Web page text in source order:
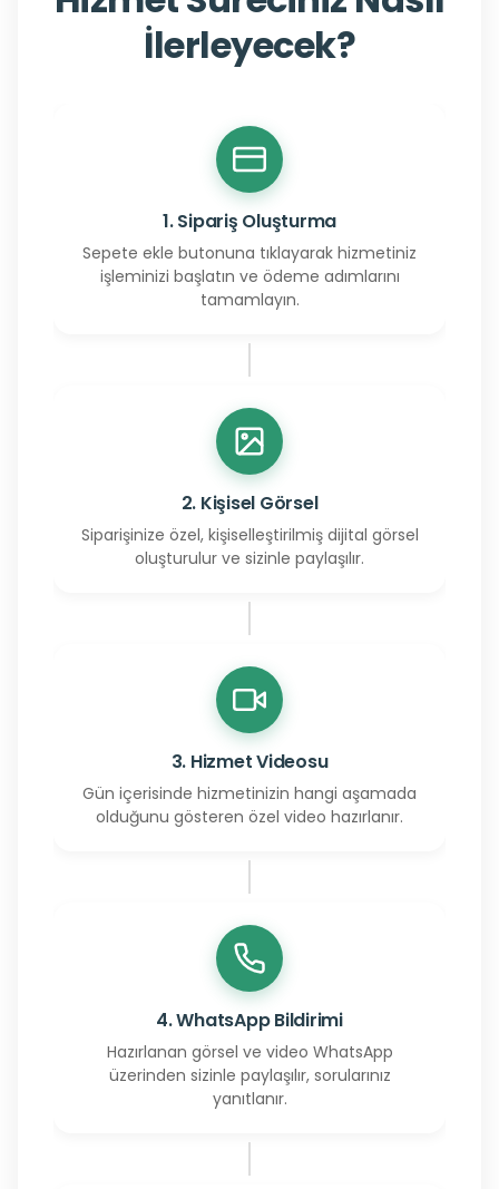
İlerleyecek?
1. Sipariş Oluşturma
Sepete ekle butonuna tıklayarak hizmetiniz
işleminizi başlatın ve ödeme adımlarını
tamamlayın.
2. Kişisel Görsel
Siparişinize özel, kişiselleştirilmiş dijital görsel
oluşturulur ve sizinle paylaşılır.
3. Hizmet Videosu
Gün içerisinde hizmetinizin hangi aşamada
olduğunu gösteren özel video hazırlanır.
4. WhatsApp Bildirimi
Hazırlanan görsel ve video WhatsApp
üzerinden sizinle paylaşılır, sorularınız
yanıtlanır.